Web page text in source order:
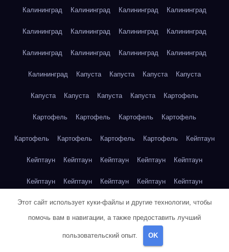
Калининград Калининград Калининград Калининград
Калининград Калининград Калининград Калининград
Калининград Калининград Калининград Калининград
Калининград Капуста Капуста Капуста Капуста
Капуста Капуста Капуста Капуста Картофель
Картофель Картофель Картофель Картофель
Картофель Картофель Картофель Картофель Кейптаун
Кейптаун Кейптаун Кейптаун Кейптаун Кейптаун
Кейптаун Кейптаун Кейптаун Кейптаун Кейптаун
Кейптаун Кейптаун Кейптаун Кейптаун Кейптаун
Кейптаун
Клубника
Этот сайт использует куки-файлы и другие технологии, чтобы
помочь вам в навигации, а также предоставить лучший
пользовательский опыт. OK